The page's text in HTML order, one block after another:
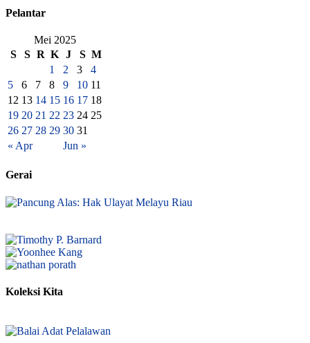
Pelantar
Mei 2025
S
S R K J S M
« Apr Jun »
1 2 3
4
5
6 7 8 9 10 11
12 13 14 15 16 17 18
19 20 21 22 23 24 25
26 27 28 29 30 31
Gerai
Koleksi Kita